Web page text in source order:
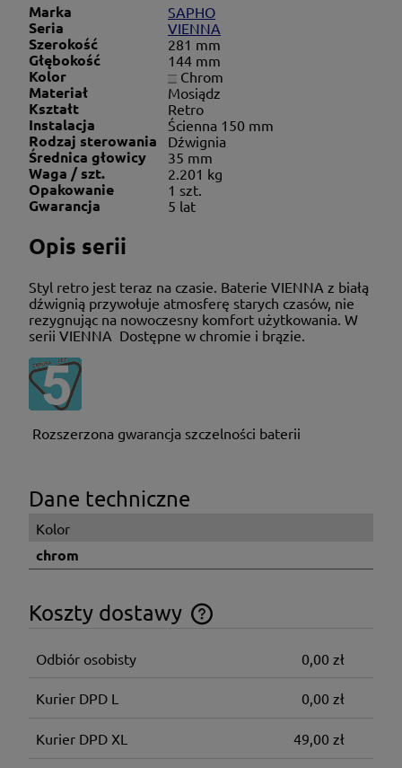
Marka SAPHO
Seria VIENNA
Szerokość 281 mm
Głębokość 144 mm
Kolor Chrom
Materiał Mosiądz
Kształt Retro
Instalacja Ścienna 150 mm
Rodzaj sterowania Dźwignia
Średnica głowicy 35 mm
Waga / szt. 2.201 kg
Opakowanie 1 szt.
Gwarancja 5 lat
Opis serii
Styl retro jest teraz na czasie. Baterie VIENNA z białą
dźwignią przywołuje atmosferę starych czasów, nie
rezygnując na nowoczesny komfort użytkowania. W
serii VIENNA Dostępne w chromie i brązie.
Rozszerzona gwarancja szczelności baterii
Dane techniczne
Kolor
chrom
Koszty dostawy
Cena nie zawiera ewentualnych kosztów płatności
Odbiór osobisty 0,00 zł
Kurier DPD L 0,00 zł
Kurier DPD XL 49,00 zł